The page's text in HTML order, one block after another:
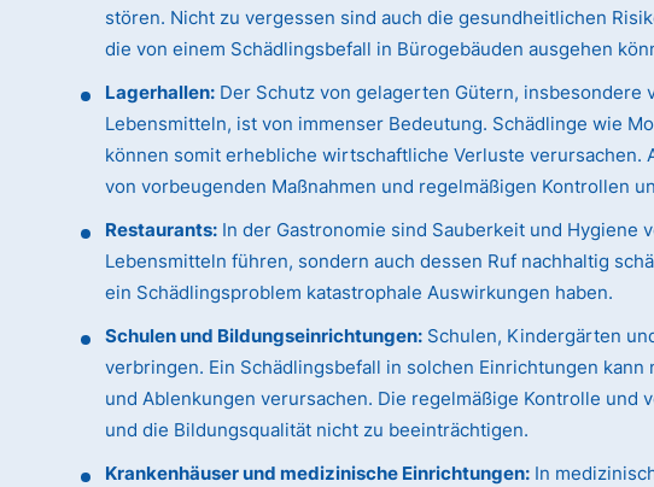
stören. Nicht zu vergessen sind auch die gesundheitlichen
die von einem Schädlingsbefall in Bürogebäuden ausgehen
Lagerhallen: Der Schutz von gelagerten Gütern, insbesondere
Lebensmitteln, ist von immenser Bedeutung. Schädlinge wie
können somit erhebliche wirtschaftliche Verluste
von vorbeugenden Maßnahmen und regelmäßigen Kontrollen
Restaurants: In der Gastronomie sind Sauberkeit und Hygiene
Lebensmitteln führen, sondern auch dessen Ruf nachhaltig
ein Schädlingsproblem katastrophale Auswirkungen haben.
Schulen und Bildungseinrichtungen: Schulen, Kindergärten
verbringen. Ein Schädlingsbefall in solchen Einrichtungen
und Ablenkungen verursachen. Die regelmäßige Kontrolle
und die Bildungsqualität nicht zu beeinträchtigen.
Krankenhäuser und medizinische Einrichtungen: In